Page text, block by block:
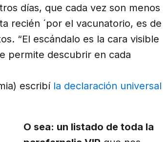
días, que cada vez son menos
recién ´por el vacunatorio, es de
“El escándalo es la cara visible
permite descubrir en cada
escribí la declaración universal
O sea: un listado de toda la